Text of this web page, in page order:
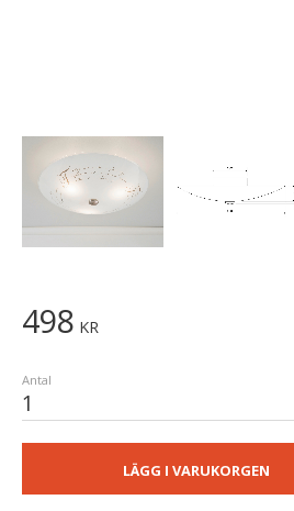
498 KR
Antal
LÄGG I VARUKORGEN